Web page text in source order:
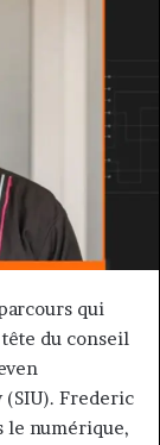
qui
du conseil
Frederic
le numérique,